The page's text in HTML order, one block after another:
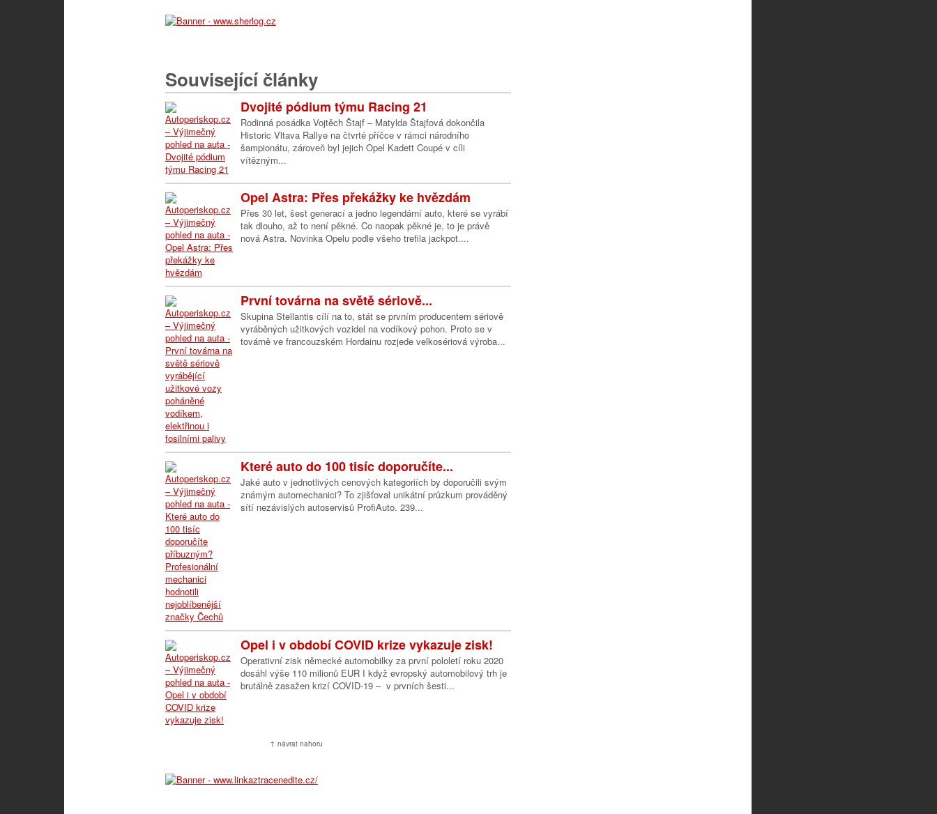
Související články
Dvojité pódium týmu Racing 21
Rodinná posádka Vojtěch Štajf – Matylda Štajfová dokončila
Historic Vltava Rallye na čtvrté příčce v rámci národního
šampionátu, zároveň byl jejich Opel Kadett Coupé v cíli
vítězným...
Opel Astra: Přes překážky ke hvězdám
Přes 30 let, šest generací a jedno legendární auto, které se vyrábí
tak dlouho, až to není pěkné. Co naopak pěkné je, to je právě
nová Astra. Novinka Opelu podle všeho trefila jackpot....
První továrna na světě sériově...
Skupina Stellantis cílí na to, stát se prvním producentem sériově
vyráběných užitkových vozidel na vodíkový pohon. Proto se v
továrně ve francouzském Hordainu rozjede velkosériová výroba...
Které auto do 100 tisíc doporučíte...
Jaké auto v jednotlivých cenových kategoriích by doporučili svým
známým automechanici? To zjišťoval unikátní průzkum prováděný
sítí nezávislých autoservisů ProfiAuto. 239...
Opel i v období COVID krize vykazuje zisk!
Operativní zisk německé automobilky za první pololetí roku 2020
dosáhl výše 110 milionů EUR I když evropský automobilový trh je
brutálně zasažen krizí COVID-19 – v prvních šesti...
↑ návrat nahoru